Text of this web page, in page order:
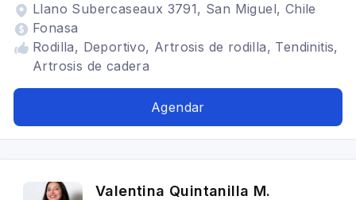
Llano Subercaseaux 3791, San Miguel, Chile
Fonasa
Rodilla, Deportivo, Artrosis de rodilla, Tendinitis,
Artrosis de cadera
Agendar
Valentina Quintanilla M.